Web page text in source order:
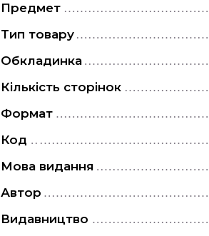
Предмет
Тип товару
Обкладинка
Кількість сторінок
Формат
Код
Мова видання
Автор
Видавництво